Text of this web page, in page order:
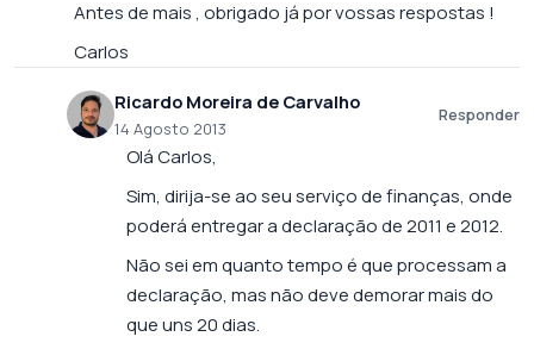
Antes de mais , obrigado já por vossas respostas !
Carlos
Ricardo Moreira de Carvalho
14 Agosto 2013
Responder
Olá Carlos,
Sim, dirija-se ao seu serviço de finanças, onde
poderá entregar a declaração de 2011 e 2012.
Não sei em quanto tempo é que processam a
declaração, mas não deve demorar mais do
que uns 20 dias.